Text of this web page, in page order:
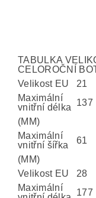
TABULKA
CELOROČNÍ
Velikost EU
21
Maximální
vnitřní délka
137
(MM)
Maximální
vnitřní šířka
61
(MM)
Velikost EU
28
Maximální
177